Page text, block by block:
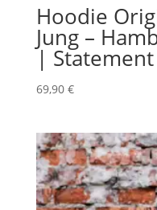
Hoodie
Jung –
|
69,90 €